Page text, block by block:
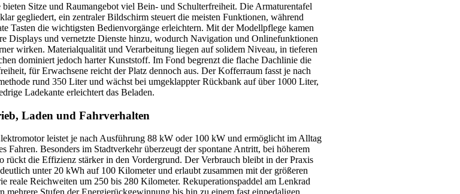
bieten Sitze und Raumangebot viel Bein- und Schulterfreiheit. Die Armaturentafel
gegliedert, ein zentraler Bildschirm steuert die meisten Funktionen, während
Tasten die wichtigsten Bedienvorgänge erleichtern. Mit der Modellpflege kamen
Displays und vernetzte Dienste hinzu, wodurch Navigation und Onlinefunktionen
wirken. Materialqualität und Verarbeitung liegen auf solidem Niveau, in tieferen
dominiert jedoch harter Kunststoff. Im Fond begrenzt die flache Dachlinie die
für Erwachsene reicht der Platz dennoch aus. Der Kofferraum fasst je nach
rund 350 Liter und wächst bei umgeklappter Rückbank auf über 1000 Liter,
Ladekante erleichtert das Beladen.
Laden und Fahrverhalten
leistet je nach Ausführung 88 kW oder 100 kW und ermöglicht im Alltag
Fahren. Besonders im Stadtverkehr überzeugt der spontane Antritt, bei höherem
rückt die Effizienz stärker in den Vordergrund. Der Verbrauch bleibt in der Praxis
unter 20 kWh auf 100 Kilometer und erlaubt zusammen mit der größeren
reale Reichweiten um 250 bis 280 Kilometer. Rekuperationspaddel am Lenkrad